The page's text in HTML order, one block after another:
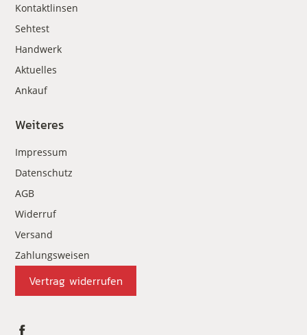
Kontaktlinsen
Sehtest
Handwerk
Aktuelles
Ankauf
Weiteres
Impressum
Datenschutz
AGB
Widerruf
Versand
Zahlungsweisen
Vertrag widerrufen